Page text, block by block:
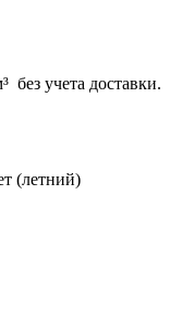
без учета доставки.
(летний)